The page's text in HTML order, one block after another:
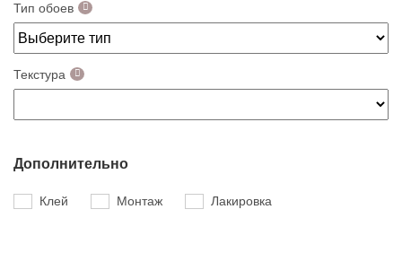
Тип обоев
Текстура
Дополнительно
Клей Монтаж Лакировка